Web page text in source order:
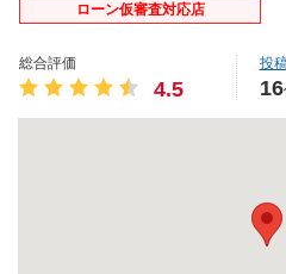
ローン仮審査対応店
総合評価
4.5
投
16